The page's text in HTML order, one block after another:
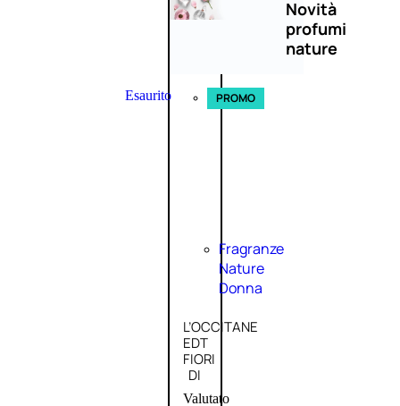
Novità
profumi
nature
Esaurito PROMO
Fragranze
Nature
Donna
L’OCCITANE
EDT
FIORI
DI
Valutato